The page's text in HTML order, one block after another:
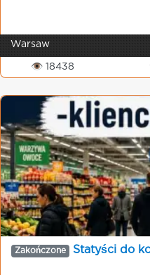
Warsaw
👁 18438
Zakończone Statyści do